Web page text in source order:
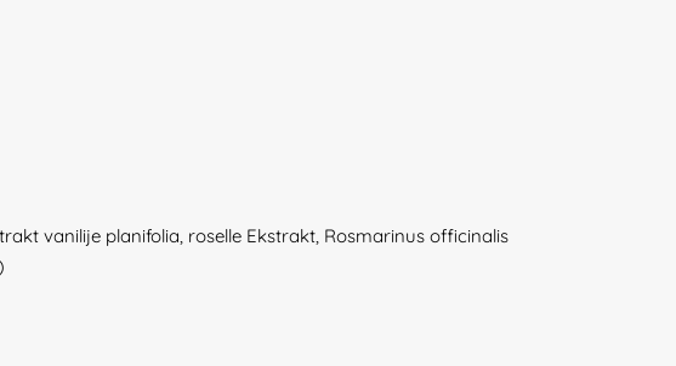
vanilije planifolia, roselle Ekstrakt, Rosmarinus officinalis